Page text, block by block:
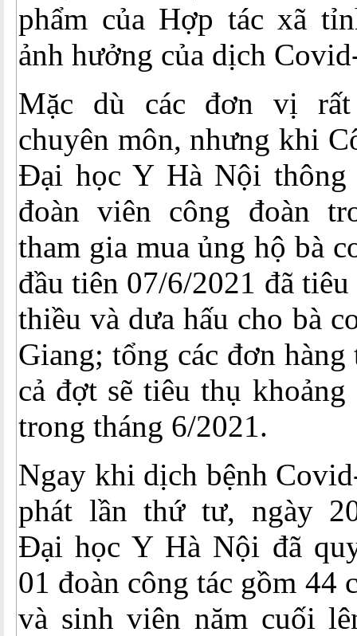
phẩm của Hợp tác xã
ảnh hưởng của dịch
Mặc dù các đơn vị
chuyên môn, nhưng khi
Đại học Y Hà Nội thông
đoàn viên công đoàn
tham gia mua ủng hộ bà
đầu tiên 07/6/2021 đã
thiều và dưa hấu cho bà
Giang; tổng các đơn
cả đợt sẽ tiêu thụ khoảng
trong tháng 6/2021.
Ngay khi dịch bệnh
phát lần thứ tư, ngày
Đại học Y Hà Nội đã
01 đoàn công tác gồm 44
và sinh viên năm cuối